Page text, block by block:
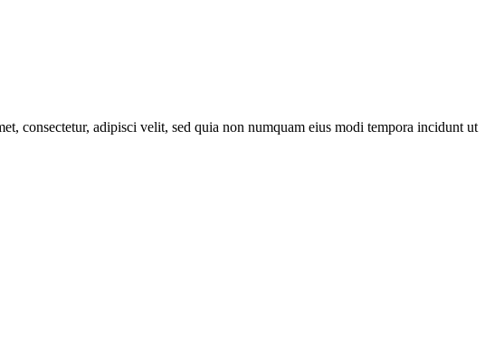
consectetur, adipisci velit, sed quia non numquam eius modi tempora incidunt ut